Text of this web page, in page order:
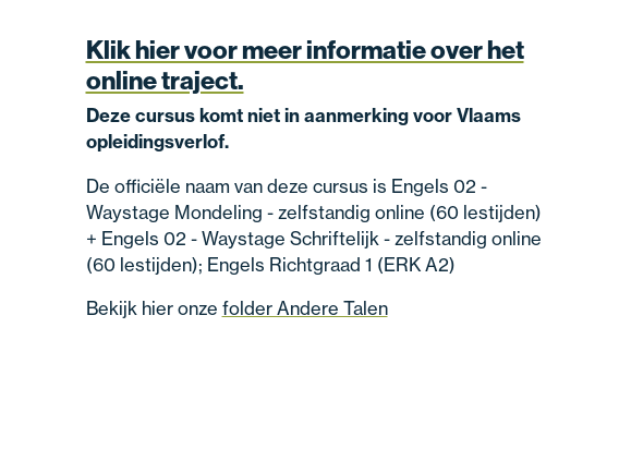
Klik hier voor meer informatie over het
online traject.
Deze cursus komt niet in aanmerking voor Vlaams
opleidingsverlof.
De officiële naam van deze cursus is Engels 02 -
Waystage Mondeling - zelfstandig online (60 lestijden)
+ Engels 02 - Waystage Schriftelijk - zelfstandig online
(60 lestijden); Engels Richtgraad 1 (ERK A2)
Bekijk hier onze folder Andere Talen